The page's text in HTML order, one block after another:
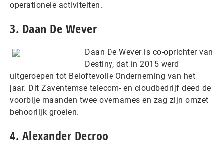
operationele activiteiten.
3. Daan De Wever
Daan De Wever is co-oprichter van
Destiny, dat in 2015 werd
uitgeroepen tot Beloftevolle Onderneming van het
jaar. Dit Zaventemse telecom- en cloudbedrijf deed de
voorbije maanden twee overnames en zag zijn omzet
behoorlijk groeien.
4. Alexander Decroo